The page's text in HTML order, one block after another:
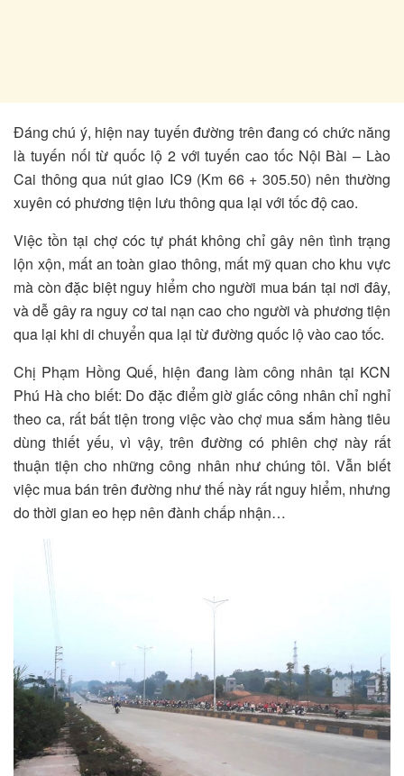
Đáng chú ý, hiện nay tuyến đường trên đang có chức năng
là tuyến nối từ quốc lộ 2 với tuyến cao tốc Nội Bài – Lào
Cai thông qua nút giao IC9 (Km 66 + 305.50) nên thường
xuyên có phương tiện lưu thông qua lại với tốc độ cao.
Việc tồn tại chợ cóc tự phát không chỉ gây nên tình trạng
lộn xộn, mất an toàn giao thông, mất mỹ quan cho khu vực
mà còn đặc biệt nguy hiểm cho người mua bán tại nơi đây,
và dễ gây ra nguy cơ tai nạn cao cho người và phương tiện
qua lại khi di chuyển qua lại từ đường quốc lộ vào cao tốc.
Chị Phạm Hồng Quế, hiện đang làm công nhân tại KCN
Phú Hà cho biết: Do đặc điểm giờ giấc công nhân chỉ nghỉ
theo ca, rất bất tiện trong việc vào chợ mua sắm hàng tiêu
dùng thiết yếu, vì vậy, trên đường có phiên chợ này rất
thuận tiện cho những công nhân như chúng tôi. Vẫn biết
việc mua bán trên đường như thế này rất nguy hiểm, nhưng
do thời gian eo hẹp nên đành chấp nhận…